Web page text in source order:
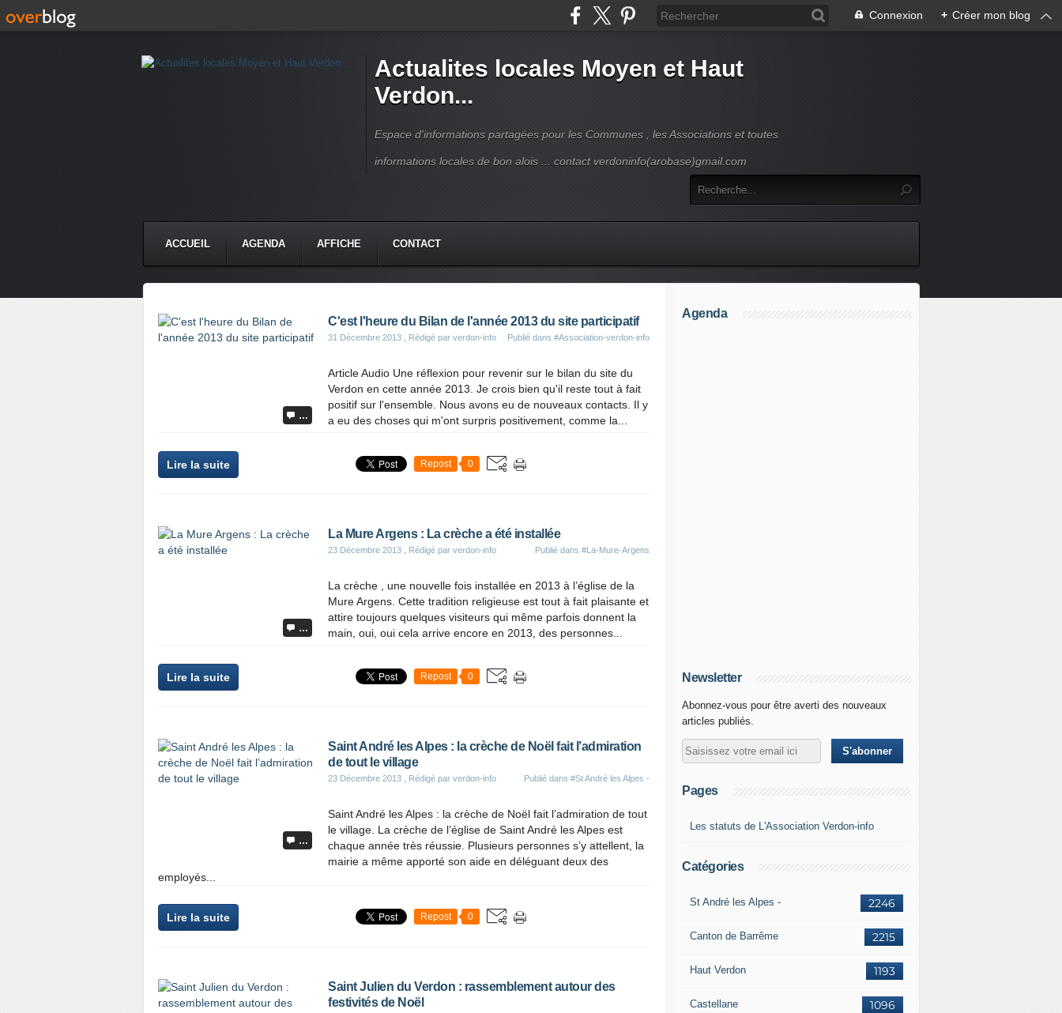
Connexion + Créer mon blog
Actualites locales Moyen et Haut
Verdon...
Espace d'informations partagées pour les Communes , les Associations et toutes
informations locales de bon alois ... contact verdoninfo(arobase)gmail.com
ACCUEIL AGENDA AFFICHE CONTACT
…
C'est l'heure du Bilan de l'année 2013 du site participatif
31 Décembre 2013 , Rédigé par verdon-info Publié dans #Association-verdon-info
Article Audio Une réflexion pour revenir sur le bilan du site du
Verdon en cette année 2013. Je crois bien qu'il reste tout à fait
positif sur l'ensemble. Nous avons eu de nouveaux contacts. Il y
a eu des choses qui m'ont surpris positivement, comme la...
Lire la suite Repost 0
…
La Mure Argens : La crèche a été installée
23 Décembre 2013 , Rédigé par verdon-info Publié dans #La-Mure-Argens
La crèche , une nouvelle fois installée en 2013 à l’église de la
Mure Argens. Cette tradition religieuse est tout à fait plaisante et
attire toujours quelques visiteurs qui même parfois donnent la
main, oui, oui cela arrive encore en 2013, des personnes...
Lire la suite Repost 0
…
Saint André les Alpes : la crèche de Noël fait l’admiration
de tout le village
23 Décembre 2013 , Rédigé par verdon-info Publié dans #St André les Alpes -
Saint André les Alpes : la crèche de Noël fait l’admiration de tout
le village. La crèche de l’église de Saint André les Alpes est
chaque année très réussie. Plusieurs personnes s’y attellent, la
mairie a même apporté son aide en déléguant deux des
employés...
Lire la suite Repost 0
Saint Julien du Verdon : rassemblement autour des
festivités de Noël
Agenda
Newsletter
Abonnez-vous pour être averti des nouveaux
articles publiés.
Pages
Les statuts de L'Association Verdon-info
Catégories
2246
St André les Alpes -
2215
Canton de Barrême
1193
Haut Verdon
1096
Castellane